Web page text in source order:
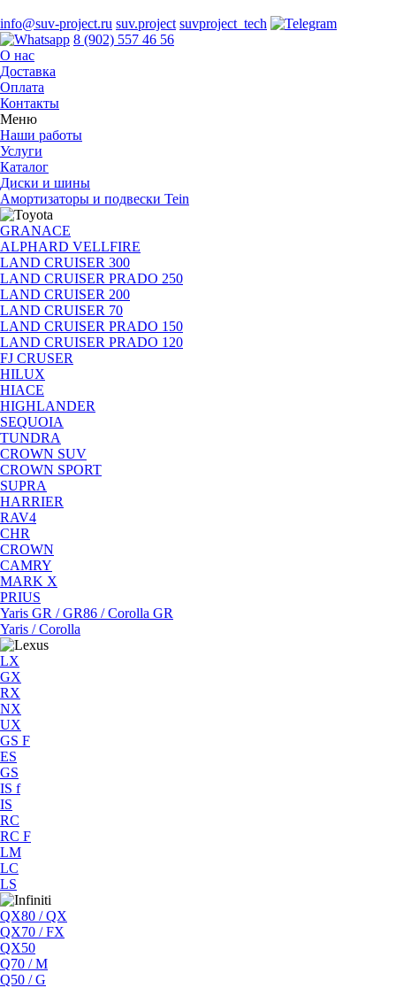
info@suv-project.ru suv.project suvproject_tech
8 (902) 557 46 56
О нас
Доставка
Оплата
Контакты
Меню
Наши работы
Услуги
Каталог
Диски и шины
Амортизаторы и подвески Tein
GRANACE
ALPHARD VELLFIRE
LAND CRUISER 300
LAND CRUISER PRADO 250
LAND CRUISER 200
LAND CRUISER 70
LAND CRUISER PRADO 150
LAND CRUISER PRADO 120
FJ CRUSER
HILUX
HIACE
HIGHLANDER
SEQUOIA
TUNDRA
CROWN SUV
CROWN SPORT
SUPRA
HARRIER
RAV4
CHR
CROWN
CAMRY
MARK X
PRIUS
Yaris GR / GR86 / Corolla GR
Yaris / Corolla
LX
GX
RX
NX
UX
GS F
ES
GS
IS f
IS
RC
RC F
LM
LC
LS
QX80 / QX
QX70 / FX
QX50
Q70 / M
Q50 / G